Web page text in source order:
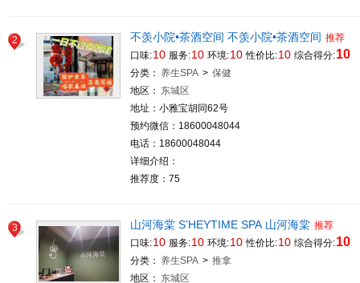
2 不羡小院•茶酒空间 不羡小院•茶酒空间 推荐
口味:10 服务:10 环境:10 性价比:10 综合得分:10
分类： 养生SPA > 保健
地区： 东城区
地址：小雅宝胡同62号
预约微信：18600048044
电话：18600048044
详细介绍：
推荐度：75
3 山河海棠 S’HEYTIME SPA 山河海棠 推荐
口味:10 服务:10 环境:10 性价比:10 综合得分:10
分类： 养生SPA > 推拿
地区： 东城区